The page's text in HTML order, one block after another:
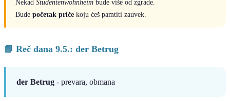
Nekad Studentenwohnheim bude više od zgrade.
Bude početak priče koju ćeš pamtiti zauvek.
📘 Reč dana 9.5.: der Betrug
der Betrug - prevara, obmana